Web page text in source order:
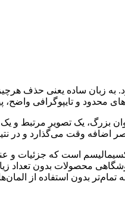
زبان ساده یعنی حذف
محدود و تایپوگرافی
وقت می‌گذارد و در
است که جزئیات و
محصولات بدون تعداد
تمام‌تر بدون استفاده از